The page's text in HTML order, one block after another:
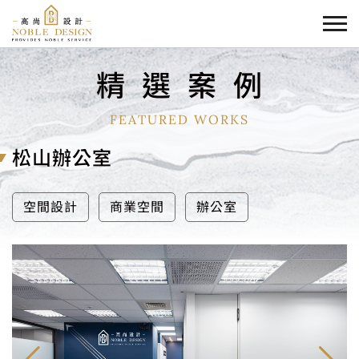
精 選 案 例
FEATURED WORKS
松山辦公室
空間設計 商業空間 辦公室